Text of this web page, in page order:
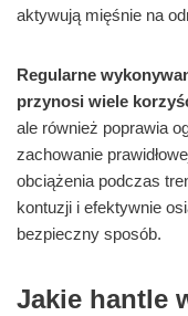
aktywują mięśnie na
Regularne
przynosi wiele
ale również poprawia
zachowanie
obciążenia podczas
kontuzji i efektywnie
bezpieczny sposób.
Jakie hantle